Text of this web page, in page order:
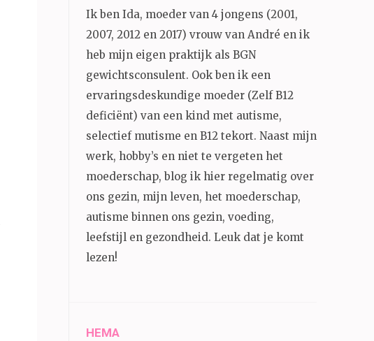
Ik ben Ida, moeder van 4 jongens (2001,
2007, 2012 en 2017) vrouw van André en ik
heb mijn eigen praktijk als BGN
gewichtsconsulent. Ook ben ik een
ervaringsdeskundige moeder (Zelf B12
deficiënt) van een kind met autisme,
selectief mutisme en B12 tekort. Naast mijn
werk, hobby’s en niet te vergeten het
moederschap, blog ik hier regelmatig over
ons gezin, mijn leven, het moederschap,
autisme binnen ons gezin, voeding,
leefstijl en gezondheid. Leuk dat je komt
lezen!
HEMA